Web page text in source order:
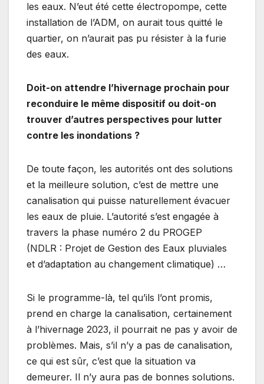
les eaux. N’eut été cette électropompe, cette
installation de l’ADM, on aurait tous quitté le
quartier, on n’aurait pas pu résister à la furie
des eaux.
Doit-on attendre l’hivernage prochain pour
reconduire le même dispositif ou doit-on
trouver d’autres perspectives pour lutter
contre les inondations ?
De toute façon, les autorités ont des solutions
et la meilleure solution, c’est de mettre une
canalisation qui puisse naturellement évacuer
les eaux de pluie. L’autorité s’est engagée à
travers la phase numéro 2 du PROGEP
(NDLR : Projet de Gestion des Eaux pluviales
et d’adaptation au changement climatique) …
Si le programme-là, tel qu’ils l’ont promis,
prend en charge la canalisation, certainement
à l’hivernage 2023, il pourrait ne pas y avoir de
problèmes. Mais, s’il n’y a pas de canalisation,
ce qui est sûr, c’est que la situation va
demeurer. Il n’y aura pas de bonnes solutions.